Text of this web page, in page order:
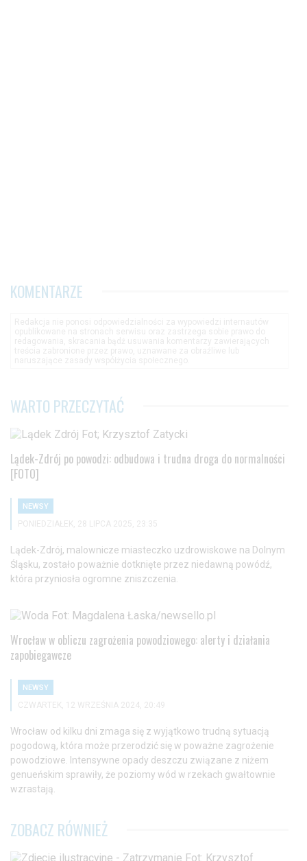
KOMENTARZE
WARTO PRZECZYTAĆ
Lądek-Zdrój po powodzi: odbudowa i trudna droga do normalności
[FOTO]
NEWSY
PONIEDZIAŁEK, 28 LIPCA 2025, 23:35
Lądek-Zdrój, malownicze miasteczko uzdrowiskowe na Dolnym
Śląsku, zostało poważnie dotknięte przez niedawną powódź,
która przyniosła ogromne zniszczenia.
Wrocław w obliczu zagrożenia powodziowego: alerty i działania
zapobiegawcze
NEWSY
CZWARTEK, 12 WRZEŚNIA 2024, 20:49
Wrocław od kilku dni zmaga się z wyjątkowo trudną sytuacją
pogodową, która może przerodzić się w poważne zagrożenie
powodziowe. Intensywne opady deszczu związane z niżem
genueńskim sprawiły, że poziomy wód w rzekach gwałtownie
wzrastają.
ZOBACZ RÓWNIEŻ